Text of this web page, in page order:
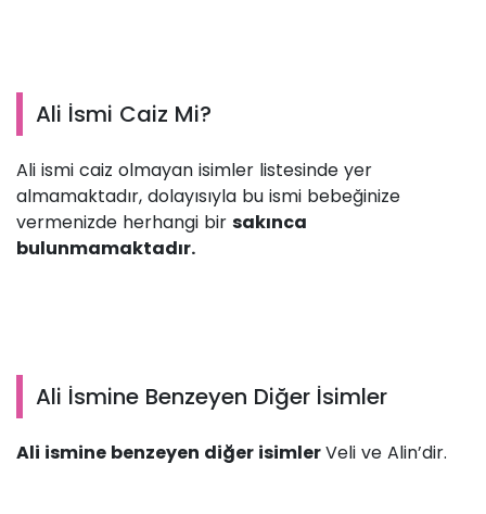
Ali İsmi Caiz Mi?
Ali ismi caiz olmayan isimler listesinde yer
almamaktadır, dolayısıyla bu ismi bebeğinize
vermenizde herhangi bir sakınca
bulunmamaktadır.
Ali İsmine Benzeyen Diğer İsimler
Ali ismine benzeyen diğer isimlerVeli ve Alin’dir.